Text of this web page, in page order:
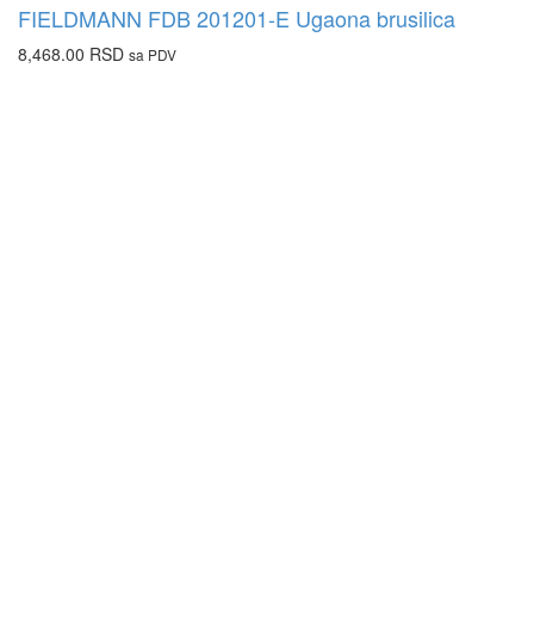
FIELDMANN FDB 201201-E Ugaona brusilica
8,468.00 RSD sa PDV